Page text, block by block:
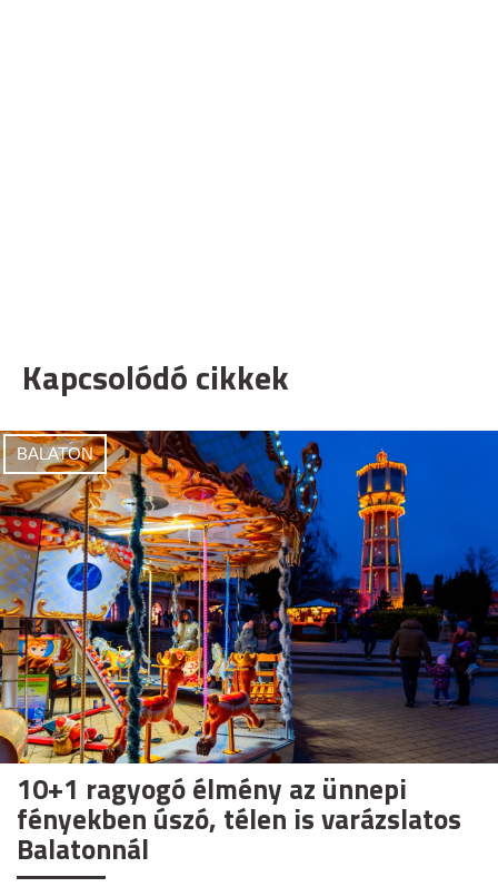
Kapcsolódó cikkek
BALATON
10+1 ragyogó élmény az ünnepi
fényekben úszó, télen is varázslatos
Balatonnál